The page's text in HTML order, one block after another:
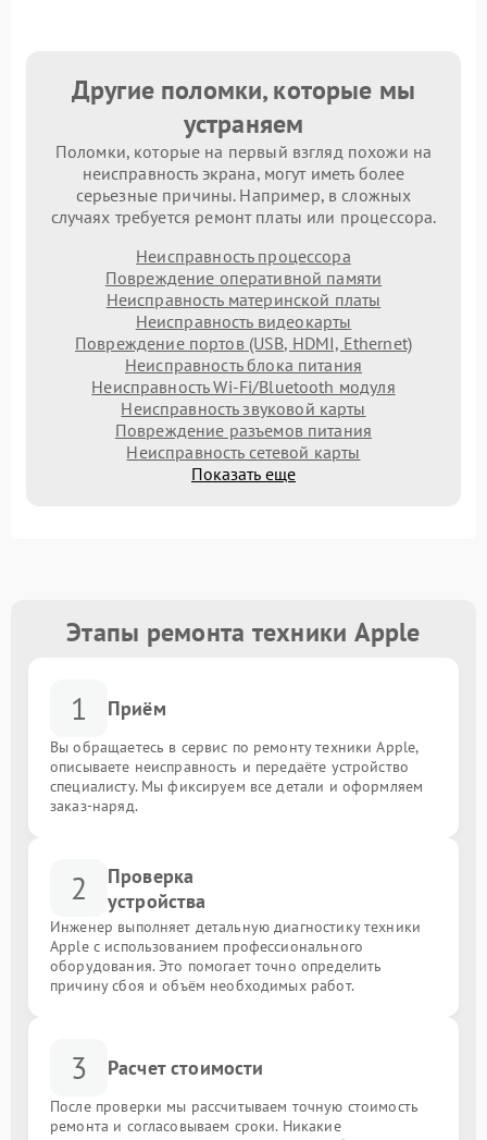
Другие поломки, которые мы
устраняем
Поломки, которые на первый взгляд похожи на
неисправность экрана, могут иметь более
серьезные причины. Например, в сложных
случаях требуется ремонт платы или процессора.
Неисправность процессора
Повреждение оперативной памяти
Неисправность материнской платы
Неисправность видеокарты
Повреждение портов (USB, HDMI, Ethernet)
Неисправность блока питания
Неисправность Wi-Fi/Bluetooth модуля
Неисправность звуковой карты
Повреждение разъемов питания
Неисправность сетевой карты
Показать еще
Этапы ремонта техники Apple
1 Приём
Вы обращаетесь в сервис по ремонту техники Apple,
описываете неисправность и передаёте устройство
специалисту. Мы фиксируем все детали и оформляем
заказ-наряд.
2
Проверка
устройства
Инженер выполняет детальную диагностику техники
Apple с использованием профессионального
оборудования. Это помогает точно определить
причину сбоя и объём необходимых работ.
3 Расчет стоимости
После проверки мы рассчитываем точную стоимость
ремонта и согласовываем сроки. Никакие